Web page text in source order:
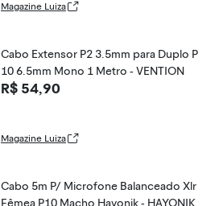
Magazine Luiza
Cabo Extensor P2 3.5mm para Duplo P
10 6.5mm Mono 1 Metro - VENTION
R$ 54,90
Magazine Luiza
Cabo 5m P/ Microfone Balanceado Xlr
Fêmea P10 Macho Hayonik - HAYONIK